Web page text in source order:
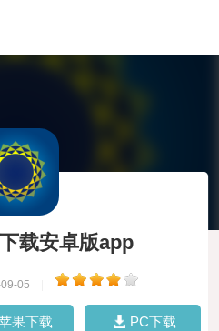
载安卓版app
05
果下载 PC下载